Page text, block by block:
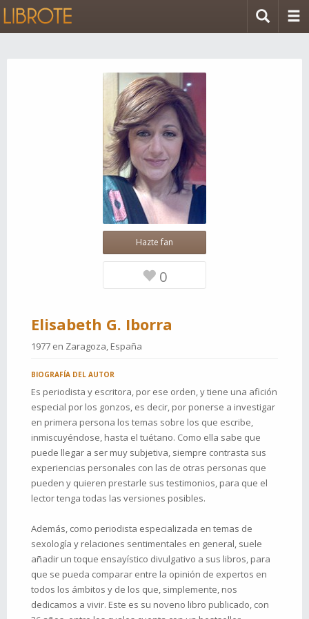
Hazte fan
0
Elisabeth G. Iborra
1977 en Zaragoza, España
BIOGRAFÍA DEL AUTOR
Es periodista y escritora, por ese orden, y tiene una afición
especial por los gonzos, es decir, por ponerse a investigar
en primera persona los temas sobre los que escribe,
inmiscuyéndose, hasta el tuétano. Como ella sabe que
puede llegar a ser muy subjetiva, siempre contrasta sus
experiencias personales con las de otras personas que
pueden y quieren prestarle sus testimonios, para que el
lector tenga todas las versiones posibles.
Además, como periodista especializada en temas de
sexología y relaciones sentimentales en general, suele
añadir un toque ensayístico divulgativo a sus libros, para
que se pueda comparar entre la opinión de expertos en
todos los ámbitos y de los que, simplemente, nos
dedicamos a vivir. Este es su noveno libro publicado, con